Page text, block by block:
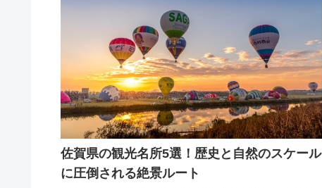
佐賀県の観光名所5選！歴史と自然のスケール
に圧倒される絶景ルート